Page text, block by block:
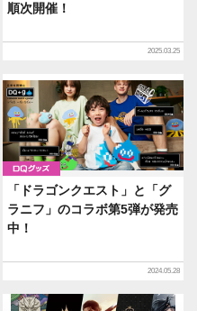
順次開催！
2025.03.25
グッズ
「ドラゴンクエスト」と「グ
ラニフ」のコラボ第5弾が発売
中！
2024.05.28